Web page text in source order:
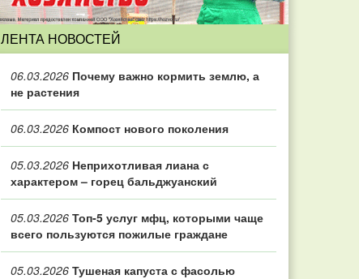
ЛЕНТА НОВОСТЕЙ
06.03.2026 Почему важно кормить землю, а
не растения
06.03.2026 Компост нового поколения
05.03.2026 Неприхотливая лиана с
характером – горец бальджуанский
05.03.2026 Топ‑5 услуг мфц, которыми чаще
всего пользуются пожилые граждане
05.03.2026 Тушеная капуста с фасолью